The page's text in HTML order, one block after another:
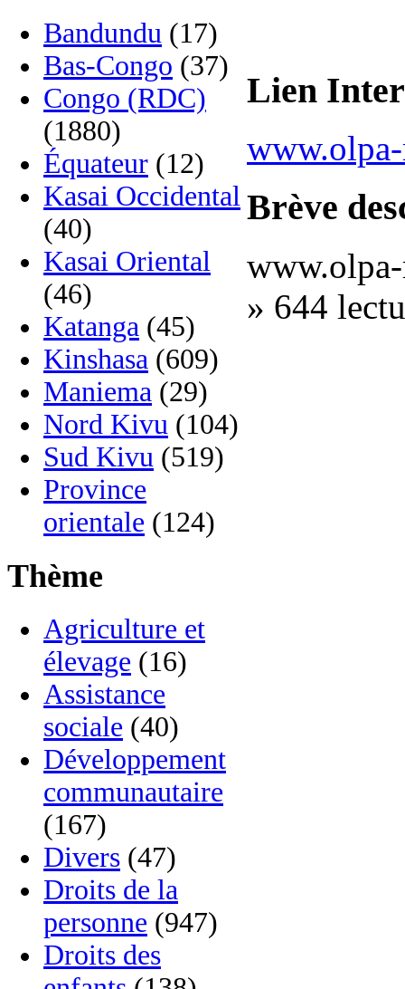
Bandundu (17)
Bas-Congo (37)
Congo (RDC)
(1880)
Équateur (12)
Kasai Occidental
(40)
Kasai Oriental
(46)
Katanga (45)
Kinshasa (609)
Maniema (29)
Nord Kivu (104)
Sud Kivu (519)
Province
orientale (124)
Thème
Agriculture et
élevage (16)
Assistance
sociale (40)
Développement
communautaire
(167)
Divers (47)
Droits de la
personne (947)
Droits des
Lien
Brève
» 644